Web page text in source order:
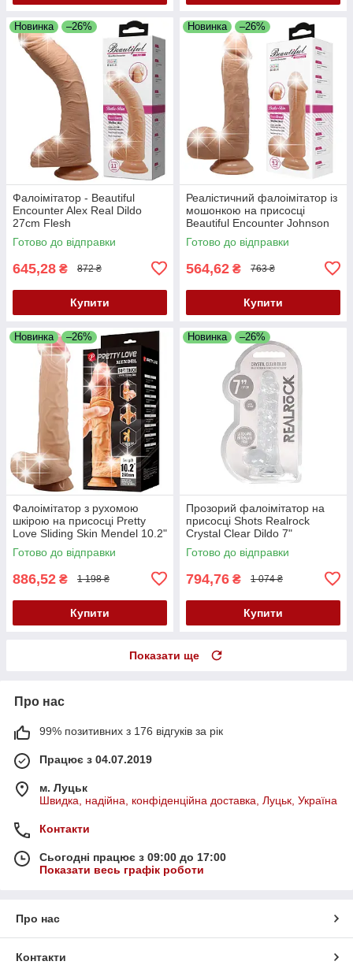
Новинка –26%
Фалоімітатор - Beautiful
Encounter Alex Real Dildo
27cm Flesh
Готово до відправки
645,28 ₴ 872 ₴
Купити
Новинка –26%
Реалістичний фалоімітатор із
мошонкою на присосці
Beautiful Encounter Johnson
Flesh, 23,4 см
Готово до відправки
564,62 ₴ 763 ₴
Купити
Новинка –26%
Фалоімітатор з рухомою
шкірою на присосці Pretty
Love Sliding Skin Mendel 10.2"
Flesh
Готово до відправки
886,52 ₴ 1 198 ₴
Купити
Новинка –26%
Прозорий фалоімітатор на
присосці Shots Realrock
Crystal Clear Dildo 7"
Transparent
Готово до відправки
794,76 ₴ 1 074 ₴
Купити
Показати ще
Про нас
99% позитивних з 176 відгуків за рік
Працює з 04.07.2019
м. Луцьк
Швидка, надійна, конфіденційна доставка, Луцьк, Україна
Контакти
Сьогодні працює з 09:00 до 17:00
Показати весь графік роботи
Про нас
Контакти